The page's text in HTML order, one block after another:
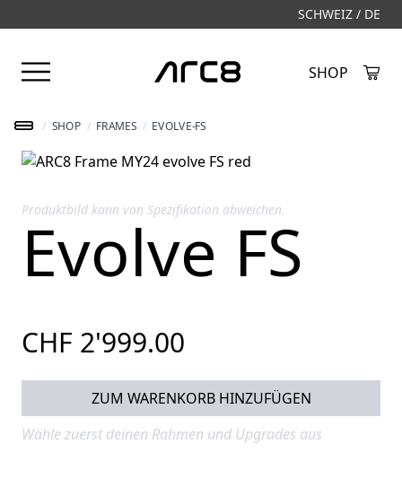
SCHWEIZ / DE
Menü öffnen SHOP
/ SHOP / FRAMES / EVOLVE-FS
Produktbild kann von Spezifikation abweichen.
Evolve FS
CHF 2'999.00
ZUM WARENKORB HINZUFÜGEN
Wähle zuerst deinen Rahmen und Upgrades aus